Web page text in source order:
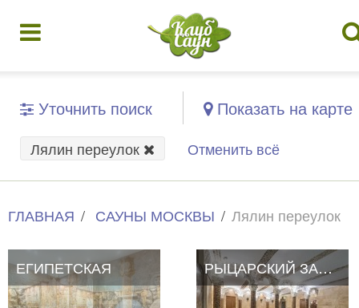
Уточнить поиск Показать на карте
Лялин переулок Отменить всё
ГЛАВНАЯ САУНЫ МОСКВЫ Лялин переулок
ЕГИПЕТСКАЯ РЫЦАРСКИЙ ЗАМОК